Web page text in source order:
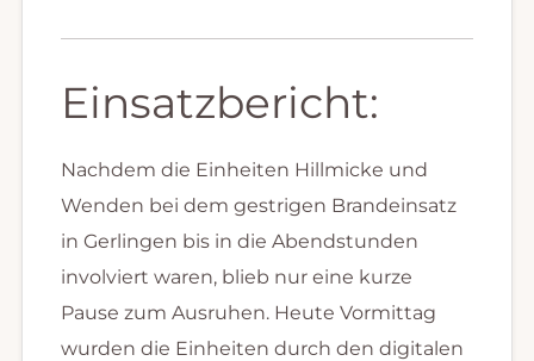
Einsatzbericht:
Nachdem die Einheiten Hillmicke und
Wenden bei dem gestrigen Brandeinsatz
in Gerlingen bis in die Abendstunden
involviert waren, blieb nur eine kurze
Pause zum Ausruhen. Heute Vormittag
wurden die Einheiten durch den digitalen